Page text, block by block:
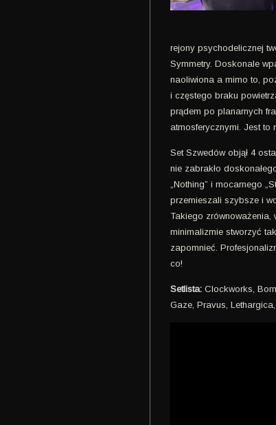
rejony psychodelicznej
Symmetry. Doskonale
naoliwiona a mimo to,
i częstego braku
prądem po planarnych
atmosferycznymi. Jest
Set Szwedów objął 4
nie zabrakło
„Nothing” i mocarnego
przemieszali szybsze i
Takiego zrównoważenia,
minimalizmie stworzyć
zapomnieć.
co!
Setlista: Clockworks,
Gaze, Pravus,